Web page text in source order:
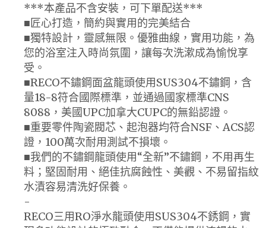
***本產品不含安裝，可下單配送***
■匠心打造，簡約與實用的完美結合
■獨特設計，靈感無限。優雅曲線，實用功能，為
您的浴室注入時尚氛圍，讓每次洗漱成為愉悅享
受。
■RECO不鏽鋼面盆龍頭使用SUS304不鏽鋼，含
量18-8符合國際標準，並通過國家標準CNS
8088，美國UPC加拿大CUPC的無鉛認證。
■重要零件陶瓷閥芯、起泡器均符合NSF、ACS認
證，100萬次耐用測試不損壞。
■我們的不鏽鋼龍頭使用“全新”不鏽鋼，不用再生
料；堅固耐用、絕佳抗腐蝕性、美觀、不易留指紋
水漬容易清洗好保養。
-
RECO三用RO淨水龍頭使用SUS304不銹鋼，實